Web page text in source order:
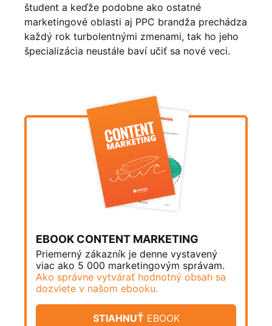
študent a keďže podobne ako ostatné
marketingové oblasti aj PPC brandža prechádza
každý rok turbolentnými zmenami, tak ho jeho
špecializácia neustále baví učiť sa nové veci.
EBOOK CONTENT MARKETING
Priemerný zákazník je denne vystavený
viac ako 5 000 marketingovým správam.
Ako správne vytvárať hodnotný obsah sa
dozviete v našom ebooku.
STIAHNUŤ EBOOK